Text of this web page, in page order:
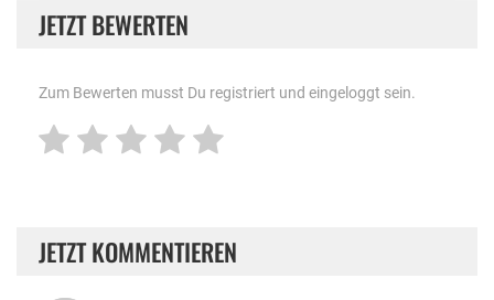
JETZT BEWERTEN
Zum Bewerten musst Du registriert und eingeloggt sein.
JETZT KOMMENTIEREN